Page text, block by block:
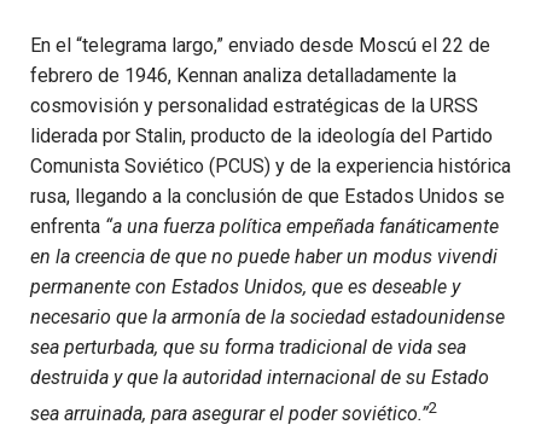
En el “telegrama largo,” enviado desde Moscú el 22 de
febrero de 1946, Kennan analiza detalladamente la
cosmovisión y personalidad estratégicas de la URSS
liderada por Stalin, producto de la ideología del Partido
Comunista Soviético (PCUS) y de la experiencia histórica
rusa, llegando a la conclusión de que Estados Unidos se
enfrenta “a una fuerza política empeñada fanáticamente
en la creencia de que no puede haber un modus vivendi
permanente con Estados Unidos, que es deseable y
necesario que la armonía de la sociedad estadounidense
sea perturbada, que su forma tradicional de vida sea
destruida y que la autoridad internacional de su Estado
sea arruinada, para asegurar el poder soviético.”2